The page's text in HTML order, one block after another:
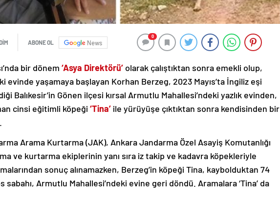
ABONE OL News
0
bir dönem ‘Asya Direktörü’ olarak çalıştıktan sonra emekli olup,
evinde yaşamaya başlayan Korhan Berzeg, 2023 Mayıs’ta İngiliz eşi
Balıkesir’in Gönen ilçesi kırsal Armutlu Mahallesi’ndeki yazlık evinden,
cinsi eğitimli köpeği ‘Tina’ ile yürüyüşe çıktıktan sonra kendisinden bir
Arama Kurtarma (JAK), Ankara Jandarma Özel Asayiş Komutanlığı
ve kurtarma ekiplerinin yanı sıra iz takip ve kadavra köpekleriyle
sonuç alınamazken, Berzeg’in köpeği Tina, kaybolduktan 74
Armutlu Mahallesi’ndeki evine geri döndü. Aramalara ‘Tina’ da